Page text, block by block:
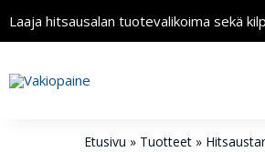
Laaja hitsausalan tuotevalikoima sekä
Etusivu » Tuotteet »